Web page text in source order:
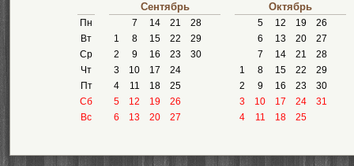
Пн
Вт
Ср
Чт
Пт
Сб
Вс
Сентябрь
7 14 21
28
1
8 15 22
29
2
9 16 23
30
3
10 17
24
4
11 18
25
5
12 19
26
6
13 20 27
Октябрь
5 12 19
26
6
13 20
27
7
14 21
28
1
8 15 22
29
2
9 16 23
30
3
10 17 24
31
4
11 18 25